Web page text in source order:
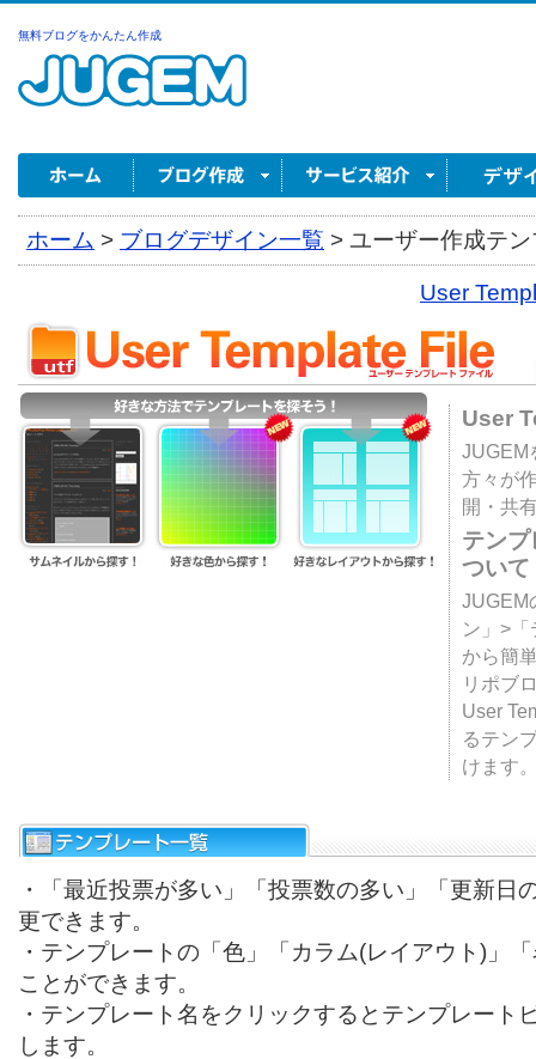
無料ブログをかんたん作成
ホーム > ブログデザイン一覧 > ユーザー作成テ
User
User
JUGEM
方々が
開・共
テン
ついて
JUGEM
ン」>
から簡
リポブ
User
るテン
けます
・「最近投票が多い」「投票数の多い」「更新日
更できます。
・テンプレートの「色」「カラム(レイアウト)」
ことができます。
・テンプレート名をクリックするとテンプレート
します。